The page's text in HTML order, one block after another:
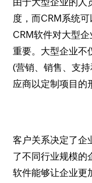
度，而CRM系统
CRM软件对大型
重要。大型企业不
(营销、销售、支
应商以定制项目的
客户关系决定了企
了不同行业规模的
软件能够让企业更